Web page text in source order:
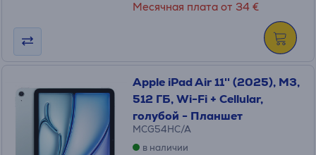
Месячная плата от 34 €
Apple iPad Air 11'' (2025), M3,
512 ГБ, Wi-Fi + Cellular,
голубой - Планшет
MCG54HC/A
в наличии